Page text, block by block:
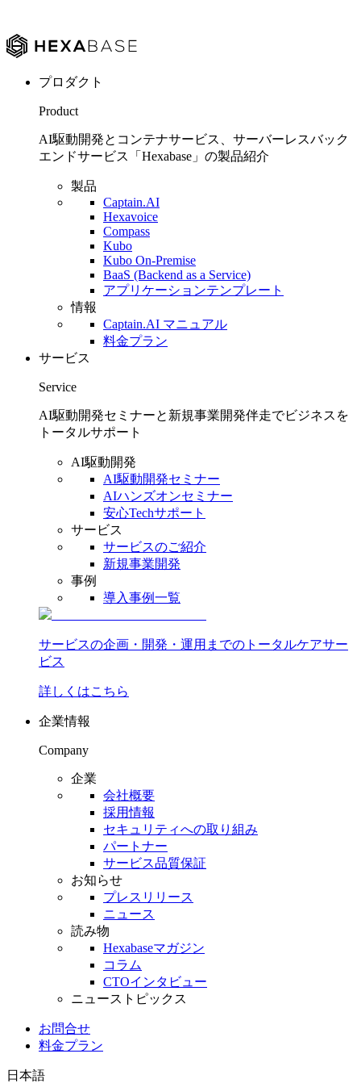
プロダクト
Product
AI駆動開発とコンテナサービス、サーバーレスバック
エンドサービス「Hexabase」の製品紹介
製品
Captain.AI
Hexavoice
Compass
Kubo
Kubo On-Premise
BaaS (Backend as a Service)
アプリケーションテンプレート
情報
Captain.AI マニュアル
料金プラン
サービス
Service
AI駆動開発セミナーと新規事業開発伴走でビジネスを
トータルサポート
AI駆動開発
AI駆動開発セミナー
AIハンズオンセミナー
安心Techサポート
サービス
サービスのご紹介
新規事業開発
事例
導入事例一覧
サービスの企画・開発・運用までのトータルケアサー
ビス
詳しくはこちら
企業情報
Company
企業
会社概要
採用情報
セキュリティへの取り組み
パートナー
サービス品質保証
お知らせ
プレスリリース
ニュース
読み物
Hexabaseマガジン
コラム
CTOインタビュー
ニューストピックス
お問合せ
料金プラン
日本語